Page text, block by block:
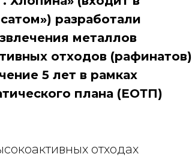
разработали
металлов
отходов (рафинатов)
5 лет в рамках
плана (ЕОТП)
отходах